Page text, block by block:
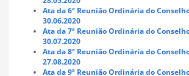
Ata da 6ª Reunião Ordinária do
30.06.2020
Ata da 7ª Reunião Ordinária do
30.07.2020
Ata da 8ª Reunião Ordinária do
27.08.2020
Ata da 9ª Reunião Ordinária do